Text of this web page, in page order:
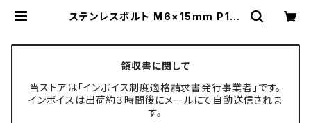
ステンレスボルト M6×15mm P1.0
MASTER ボルト専門店
領収書に関して
当ストアは「インボイス制度適格請求書発行事業者」です。
インボイスは出荷約３時間後にメールにて自動送信されま
す。